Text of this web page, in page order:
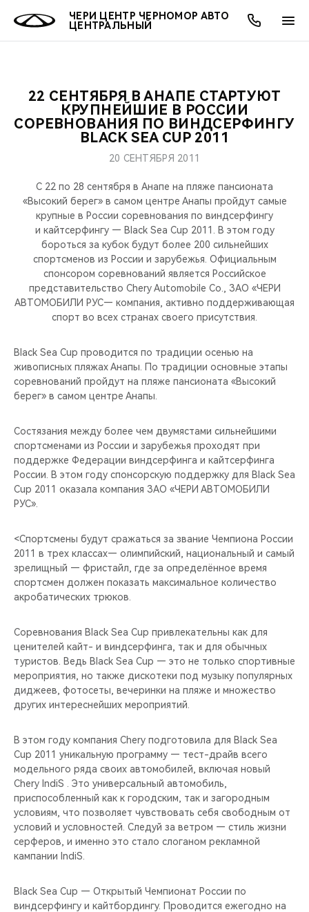
ЧЕРИ ЦЕНТР ЧЕРНОМОР АВТО
ЦЕНТРАЛЬНЫЙ
МОДЕЛИ
СЕДАНЫ
НОВИНКИ
О КОМПАНИИ
ПОКУПАТЕЛЯМ
ВЫБОР И ПОКУПКА
АКСЕССУАРЫ
ВЛАДЕЛЬЦАМ
ПОДДЕРЖКА
ТЕХНИЧЕСКОЕ ОБСЛУЖИВАНИЕ
МИР CHERY
ЛЮДИ CHERY
БЛАГОТВОРИТЕЛЬНОСТЬ
CHERY И СПОРТ
CHERY CONNECT
НАШИ МЕРОПРИЯТИЯ
ОНЛАЙН СЕРВИСЫ
ВЫБОР И ПОКУПКА
22 СЕНТЯБРЯ В АНАПЕ СТАРТУЮТ
КРУПНЕЙШИЕ В РОССИИ
СОРЕВНОВАНИЯ ПО ВИНДСЕРФИНГУ
BLACK SEA CUP 2011
20 СЕНТЯБРЯ 2011
С 22 по 28 сентября в Анапе на пляже пансионата
«Высокий берег» в самом центре Анапы пройдут самые
крупные в России соревнования по виндсерфингу
и кайтсерфингу — Black Sea Cup 2011. В этом году
бороться за кубок будут более 200 сильнейших
спортсменов из России и зарубежья. Официальным
спонсором соревнований является Российское
представительство Chery Automobile Co., ЗАО «ЧЕРИ
АВТОМОБИЛИ РУС— компания, активно поддерживающая
спорт во всех странах своего присутствия.
Black Sea Cup проводится по традиции осенью на
живописных пляжах Анапы. По традиции основные этапы
соревнований пройдут на пляже пансионата «Высокий
берег» в самом центре Анапы.
Состязания между более чем двумястами сильнейшими
спортсменами из России и зарубежья проходят при
поддержке Федерации виндсерфинга и кайтсерфинга
России. В этом году спонсорскую поддержку для Black Sea
Cup 2011 оказала компания ЗАО «ЧЕРИ АВТОМОБИЛИ
РУС».
<Спортсмены будут сражаться за звание Чемпиона России
2011 в трех классах— олимпийский, национальный и самый
зрелищный — фристайл, где за определённое время
спортсмен должен показать максимальное количество
акробатических трюков.
Соревнования Black Sea Cup привлекательны как для
ценителей кайт- и виндсерфинга, так и для обычных
туристов. Ведь Black Sea Cup — это не только спортивные
мероприятия, но также дискотеки под музыку популярных
диджеев, фотосеты, вечеринки на пляже и множество
других интереснейших мероприятий.
В этом году компания Chery подготовила для Black Sea
Cup 2011 уникальную программу — тест-драйв всего
модельного ряда своих автомобилей, включая новый
Chery IndiS . Это универсальный автомобиль,
приспособленный как к городским, так и загородным
условиям, что позволяет чувствовать себя свободным от
условий и условностей. Следуй за ветром — стиль жизни
серферов, и именно это стало слоганом рекламной
кампании IndiS.
Black Sea Cup — Открытый Чемпионат России по
виндсерфингу и кайтбордингу. Проводится ежегодно на